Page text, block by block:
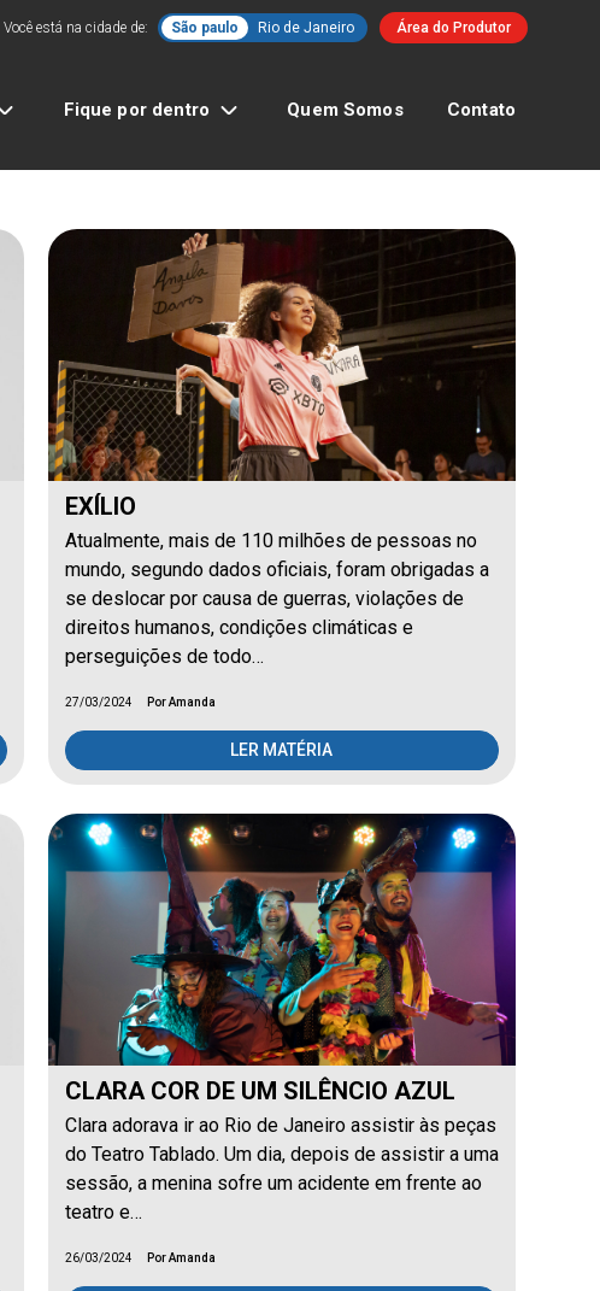
Você está na cidade de: São paulo Rio de Janeiro Área do Produtor
Fique por dentro Quem Somos Contato
EXÍLIO
Atualmente, mais de 110 milhões de pessoas no
mundo, segundo dados oficiais, foram obrigadas a
se deslocar por causa de guerras, violações de
direitos humanos, condições climáticas e
perseguições de todo…
27/03/2024 Por Amanda
LER MATÉRIA
CLARA COR DE UM SILÊNCIO AZUL
Clara adorava ir ao Rio de Janeiro assistir às peças
do Teatro Tablado. Um dia, depois de assistir a uma
sessão, a menina sofre um acidente em frente ao
teatro e…
26/03/2024 Por Amanda